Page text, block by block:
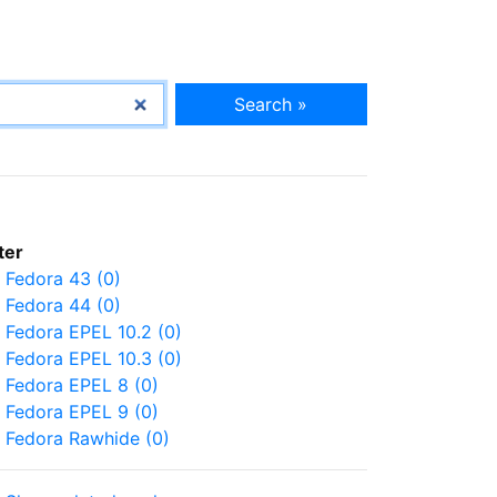
Search »
Fedora 43 (0)
Fedora 44 (0)
Fedora EPEL 10.2 (0)
Fedora EPEL 10.3 (0)
Fedora EPEL 8 (0)
Fedora EPEL 9 (0)
Fedora Rawhide (0)